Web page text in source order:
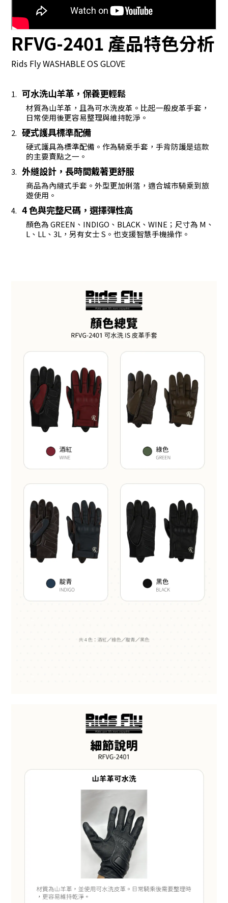
RFVG-2401 產品特色分析
Rids Fly WASHABLE OS GLOVE
1. 可水洗山羊革，保養更輕鬆
材質為山羊革，且為可水洗皮革。比起一般皮革手套，
日常使用後更容易整理與維持乾淨。
2. 硬式護具標準配備
硬式護具為標準配備。作為騎乘手套，手背防護是這款
的主要賣點之一。
3. 外縫設計，長時間戴著更舒服
商品為內縫式手套。外型更加俐落，適合城市騎乘到旅
遊使用。
4. 4 色與完整尺碼，選擇彈性高
顏色為 GREEN、INDIGO、BLACK、WINE；尺寸為 M、
L、LL、3L，另有女士 S。也支援智慧手機操作。